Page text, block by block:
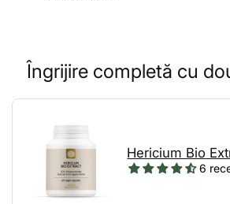
Îngrijire completă cu
Hericium Bio
6